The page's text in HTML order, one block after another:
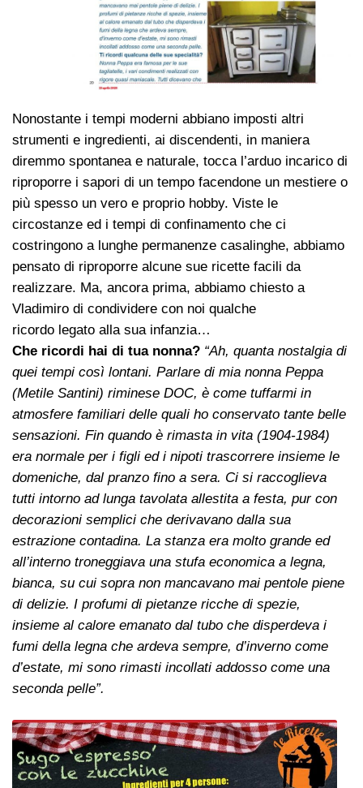
Nonostante i tempi moderni abbiano imposti altri
strumenti e ingredienti, ai discendenti, in maniera
diremmo spontanea e naturale, tocca l’arduo incarico di
riproporre i sapori di un tempo facendone un mestiere o
più spesso un vero e proprio hobby. Viste le
circostanze ed i tempi di confinamento che ci
costringono a lunghe permanenze casalinghe, abbiamo
pensato di riproporre alcune sue ricette facili da
realizzare. Ma, ancora prima, abbiamo chiesto a
Vladimiro di condividere con noi qualche
ricordo legato alla sua infanzia…
Che ricordi hai di tua nonna? “Ah, quanta nostalgia di
quei tempi così lontani. Parlare di mia nonna Peppa
(Metile Santini) riminese DOC, è come tuffarmi in
atmosfere familiari delle quali ho conservato tante belle
sensazioni. Fin quando è rimasta in vita (1904-1984)
era normale per i figli ed i nipoti trascorrere insieme le
domeniche, dal pranzo fino a sera. Ci si raccoglieva
tutti intorno ad lunga tavolata allestita a festa, pur con
decorazioni semplici che derivavano dalla sua
estrazione contadina. La stanza era molto grande ed
all’interno troneggiava una stufa economica a legna,
bianca, su cui sopra non mancavano mai pentole piene
di delizie. I profumi di pietanze ricche di spezie,
insieme al calore emanato dal tubo che disperdeva i
fumi della legna che ardeva sempre, d’inverno come
d’estate, mi sono rimasti incollati addosso come una
seconda pelle”.